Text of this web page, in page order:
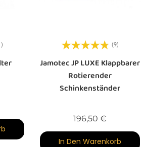
(9)
Jamotec JP LUXE Klappbarer
Rotierender
Schinkenständer
196,50 €Preis
In Den Warenkorb